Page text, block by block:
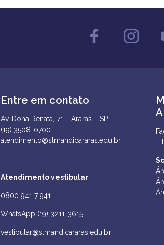
Entre em contato
Av. Dona Renata, 71 – Araras – SP
(19) 3508-0700
atendimento@slmandicararas.edu.br
Atendimento vestibular
0800 941 7 941
WhatsApp (19) 3211-3615
vestibular@slmandicararas.edu.br
–